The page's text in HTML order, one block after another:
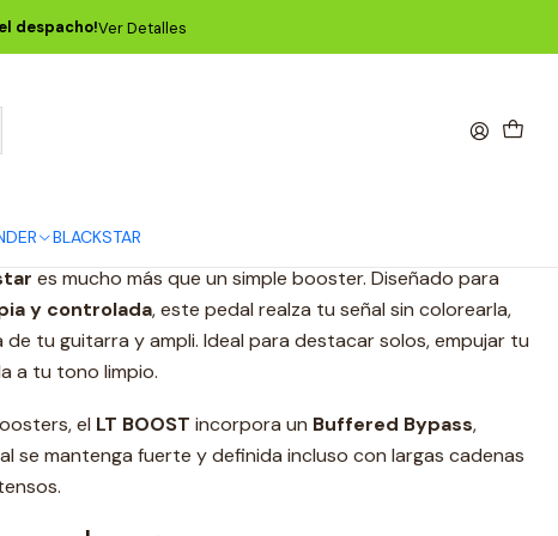
BLACKSTAR
despacho!Ver Detalles
Pedal LT BOOST
es mucho más que un simple booster. Diseñado para
y controlada, este pedal realza tu señal sin colorearla,
de tu guitarra y ampli. Ideal para destacar solos, empujar tu
a tu tono limpio.
el LT BOOST incorpora un Buffered Bypass,
se mantenga fuerte y definida incluso con largas cadenas